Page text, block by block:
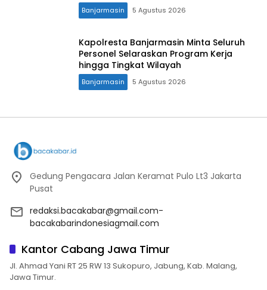
Banjarmasin 5 Agustus 2026
Kapolresta Banjarmasin Minta Seluruh
Personel Selaraskan Program Kerja
hingga Tingkat Wilayah
Banjarmasin 5 Agustus 2026
Gedung Pengacara Jalan Keramat Pulo Lt3 Jakarta
Pusat
redaksi.bacakabar@gmail.com-
bacakabarindonesiagmail.com
Kantor Cabang Jawa Timur
Jl. Ahmad Yani RT 25 RW 13 Sukopuro, Jabung, Kab. Malang,
Jawa Timur.